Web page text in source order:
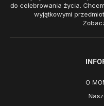
do celebrowania życia.
wyjątkowymi
O